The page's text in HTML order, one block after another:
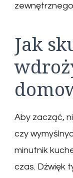
Jak
Aby zacząć,
czy
minutnik
czas. Dźwięk